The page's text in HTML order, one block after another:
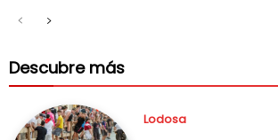
Descubre más
Lodosa